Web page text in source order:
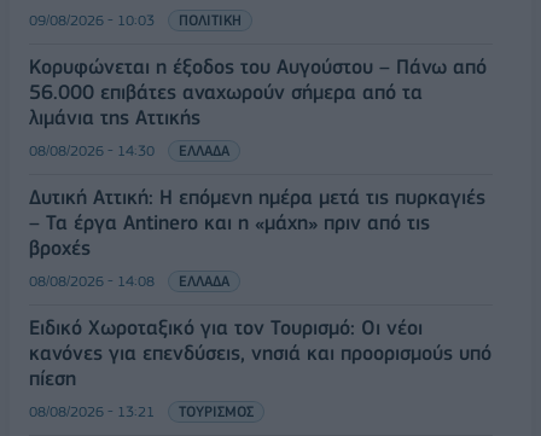
09/08/2026 - 10:03 ΠΟΛΙΤΙΚΗ
Κορυφώνεται η έξοδος του Αυγούστου – Πάνω από
56.000 επιβάτες αναχωρούν σήμερα από τα
λιμάνια της Αττικής
08/08/2026 - 14:30 ΕΛΛΑΔΑ
Δυτική Αττική: Η επόμενη ημέρα μετά τις πυρκαγιές
– Τα έργα Antinero και η «μάχη» πριν από τις
βροχές
08/08/2026 - 14:08 ΕΛΛΑΔΑ
Ειδικό Χωροταξικό για τον Τουρισμό: Οι νέοι
κανόνες για επενδύσεις, νησιά και προορισμούς υπό
πίεση
08/08/2026 - 13:21 ΤΟΥΡΙΣΜΟΣ